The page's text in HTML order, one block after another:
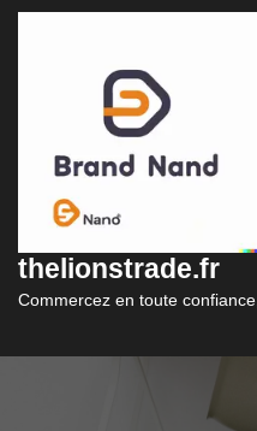
content
thelionstrade.fr
Commercez en toute
qu’il